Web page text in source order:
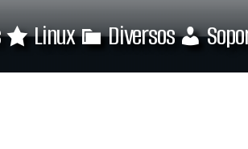
Linux Diversos